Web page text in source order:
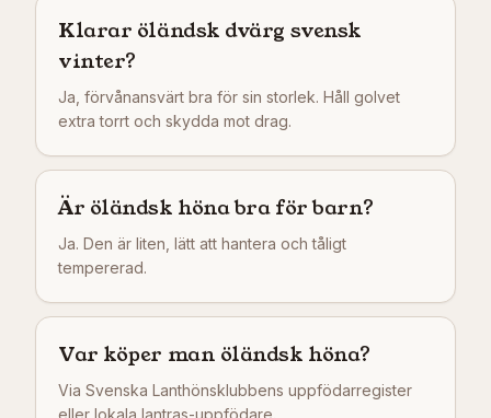
Klarar öländsk dvärg svensk
vinter?
Ja, förvånansvärt bra för sin storlek. Håll golvet
extra torrt och skydda mot drag.
Är öländsk höna bra för barn?
Ja. Den är liten, lätt att hantera och tåligt
tempererad.
Var köper man öländsk höna?
Via Svenska Lanthönsklubbens uppfödarregister
eller lokala lantras-uppfödare.